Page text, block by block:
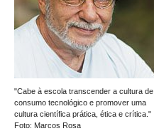
"Cabe à escola transcender a cultura de
consumo tecnológico e promover uma
cultura científica prática, ética e crítica."
Foto: Marcos Rosa